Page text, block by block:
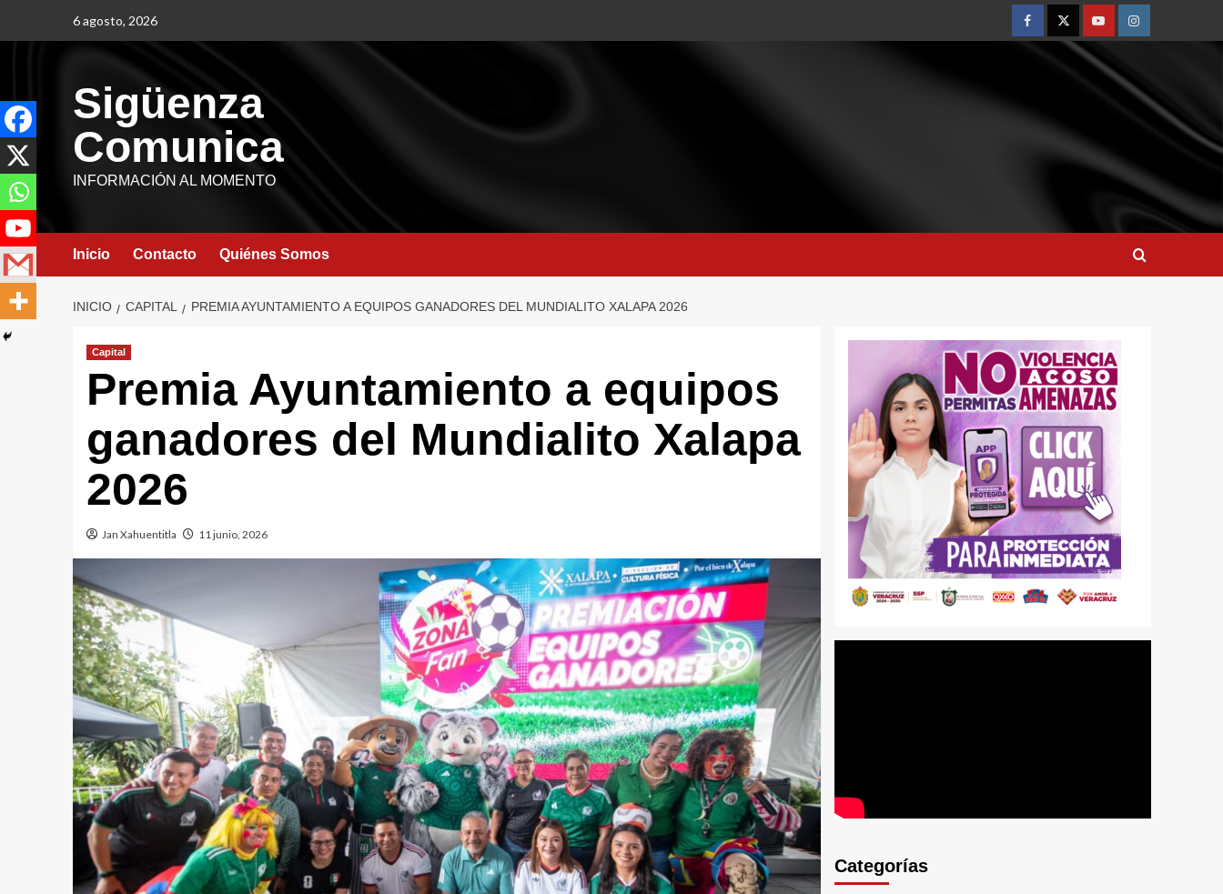
6 agosto, 2026
Sigüenza
Comunica
INFORMACIÓN AL MOMENTO
Inicio Contacto Quiénes Somos
INICIO CAPITAL PREMIA AYUNTAMIENTO A EQUIPOS GANADORES DEL MUNDIALITO XALAPA 2026
Capital
Premia Ayuntamiento a equipos
ganadores del Mundialito Xalapa
2026
Jan Xahuentitla 11 junio, 2026
Categorías